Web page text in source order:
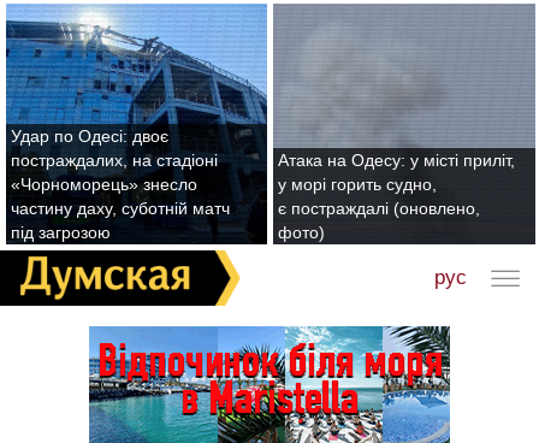
Удар по Одесі: двоє
постраждалих, на стадіоні
«Чорноморець» знесло
частину даху, суботній матч
під загрозою
Атака на Одесу: у місті приліт,
у морі горить судно,
є постраждалі (оновлено,
фото)
рус